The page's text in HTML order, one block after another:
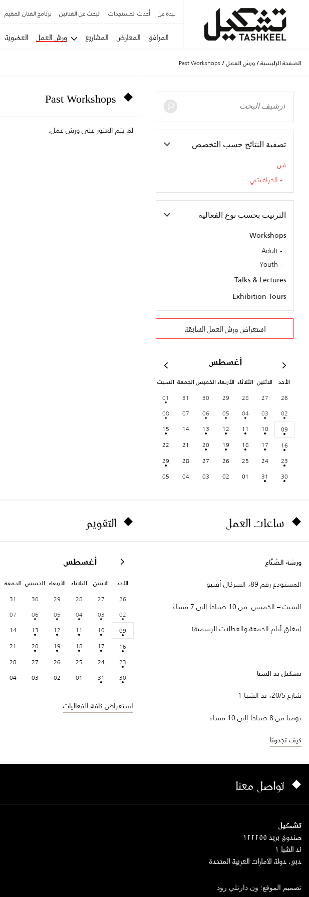
نبذة عن أحدث المستجدات البحث عن الفنانين برنامج الفنان المقيم
المرافق المعارض المشاريع ورش العمل العضوية
الصفحة الرئيسية / ورش العمل /
Past Workshops
تصفية النتائج حسب التخصص
فن
الجرافيتي
الترتيب بحسب نوع الفعالية
Workshops
Adult
Youth
Talks & Lectures
Exhibition Tours
استعراض ورش العمل السابقة
أغسطس
الأحد الاثنين الثلاثاء الأربعاءالخميسالجمعة السبت
26
27
28
29
30
31
01
02
03
04
05
06
07
08
09
10
11
12
13
14
15
16
17
18
19
20
21
22
23
24
25
26
27
28
29
30
31
01
02
03
04
05
Past Workshops
لم يتم العثور على ورش عمل.
ساعات العمل
ورشة الصُنّاع
المستودع رقم 89، السركال أفنيو
السبت – الخميس من 10 صباحاً إلى 7 مساءً
(مغلق أيام الجمعة والعطلات الرسمية).
تشكيل ند الشبا
شارع 20/5، ند الشبا 1
يومياً من 8 صباحاً إلى 10 مساءً
كيف تجدونا
التقويم
أغسطس
الأحد الاثنين الثلاثاء الأربعاء الخميس الجمعة
26
27
28
29
30
31
02
03
04
05
06
07
09
10
11
12
13
14
16
17
18
19
20
21
23
24
25
26
27
28
30
31
01
02
03
04
استعراض كافة الفعاليات
تواصل معنا
تشكيل
صندوق بريد ١٢٢٢٥٥
ند الشبا ١
دبي، دولة الامارات العربية المتحدة
تصميم الموقع: ون دارنلي رود